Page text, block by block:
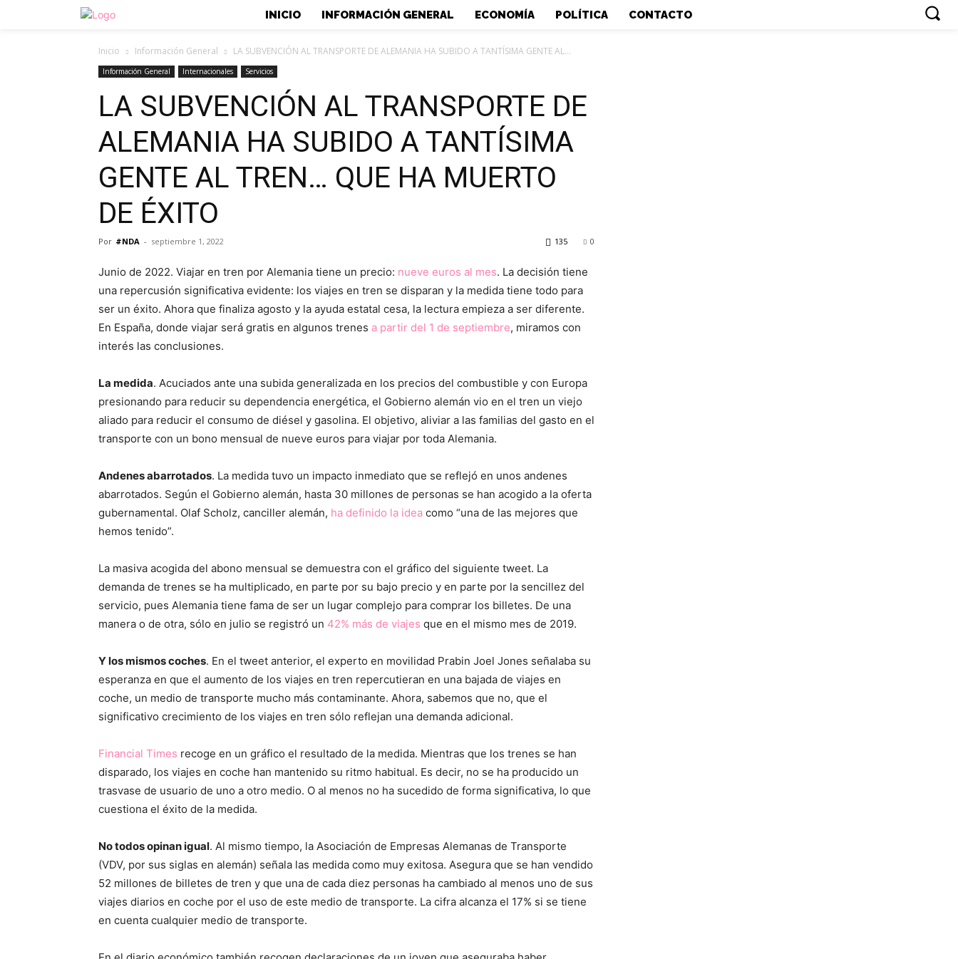
INICIO INFORMACIÓN GENERAL ECONOMÍA POLÍTICA CONTACTO
Inicio Información General LA SUBVENCIÓN AL TRANSPORTE DE ALEMANIA HA SUBIDO A TANTÍSIMA GENTE AL...
Información General Internacionales Servicios
LA SUBVENCIÓN AL TRANSPORTE DE
ALEMANIA HA SUBIDO A TANTÍSIMA
GENTE AL TREN… QUE HA MUERTO
DE ÉXITO
Por #NDA - septiembre 1, 2022 0
135
Junio de 2022. Viajar en tren por Alemania tiene un precio: nueve euros al mes. La decisión tiene
una repercusión significativa evidente: los viajes en tren se disparan y la medida tiene todo para
ser un éxito. Ahora que finaliza agosto y la ayuda estatal cesa, la lectura empieza a ser diferente.
En España, donde viajar será gratis en algunos trenes a partir del 1 de septiembre, miramos con
interés las conclusiones.
La medida. Acuciados ante una subida generalizada en los precios del combustible y con Europa
presionando para reducir su dependencia energética, el Gobierno alemán vio en el tren un viejo
aliado para reducir el consumo de diésel y gasolina. El objetivo, aliviar a las familias del gasto en el
transporte con un bono mensual de nueve euros para viajar por toda Alemania.
Andenes abarrotados. La medida tuvo un impacto inmediato que se reflejó en unos andenes
abarrotados. Según el Gobierno alemán, hasta 30 millones de personas se han acogido a la oferta
gubernamental. Olaf Scholz, canciller alemán, ha definido la idea como “una de las mejores que
hemos tenido”.
La masiva acogida del abono mensual se demuestra con el gráfico del siguiente tweet. La
demanda de trenes se ha multiplicado, en parte por su bajo precio y en parte por la sencillez del
servicio, pues Alemania tiene fama de ser un lugar complejo para comprar los billetes. De una
manera o de otra, sólo en julio se registró un 42% más de viajes que en el mismo mes de 2019.
Y los mismos coches. En el tweet anterior, el experto en movilidad Prabin Joel Jones señalaba su
esperanza en que el aumento de los viajes en tren repercutieran en una bajada de viajes en
coche, un medio de transporte mucho más contaminante. Ahora, sabemos que no, que el
significativo crecimiento de los viajes en tren sólo reflejan una demanda adicional.
Financial Times recoge en un gráfico el resultado de la medida. Mientras que los trenes se han
disparado, los viajes en coche han mantenido su ritmo habitual. Es decir, no se ha producido un
trasvase de usuario de uno a otro medio. O al menos no ha sucedido de forma significativa, lo que
cuestiona el éxito de la medida.
No todos opinan igual. Al mismo tiempo, la Asociación de Empresas Alemanas de Transporte
(VDV, por sus siglas en alemán) señala las medida como muy exitosa. Asegura que se han vendido
52 millones de billetes de tren y que una de cada diez personas ha cambiado al menos uno de sus
viajes diarios en coche por el uso de este medio de transporte. La cifra alcanza el 17% si se tiene
en cuenta cualquier medio de transporte.